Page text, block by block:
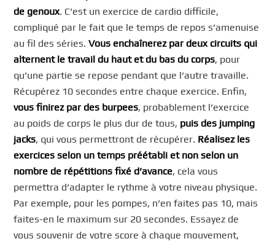
de genoux. C’est un exercice de cardio difficile,
compliqué par le fait que le temps de repos s’amenuise
au fil des séries.Vous enchaînerez par deux circuits qui
alternent le travail du haut et du bas du corps, pour
qu’une partie se repose pendant que l’autre travaille.
Récupérez 10 secondes entre chaque exercice. Enfin,
vous finirez par des burpees, probablement l’exercice
au poids de corps le plus dur de tous, puis des jumping
jacks, qui vous permettront de récupérer. Réalisez les
exercices selon un temps préétabli et non selon un
nombre de répétitions fixé d’avance, cela vous
permettra d’adapter le rythme à votre niveau physique.
Par exemple, pour les pompes, n’en faites pas 10, mais
faites-en le maximum sur 20 secondes. Essayez de
vous souvenir de votre score à chaque mouvement,